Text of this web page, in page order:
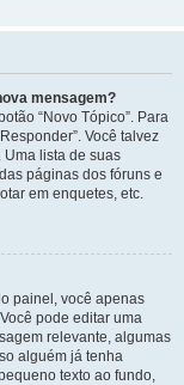
mensagem?
“Novo Tópico”. Para
Você talvez
lista de suas
páginas dos fóruns e
em enquetes, etc.
painel, você apenas
pode editar uma
relevante, algumas
alguém já tenha
texto ao fundo,